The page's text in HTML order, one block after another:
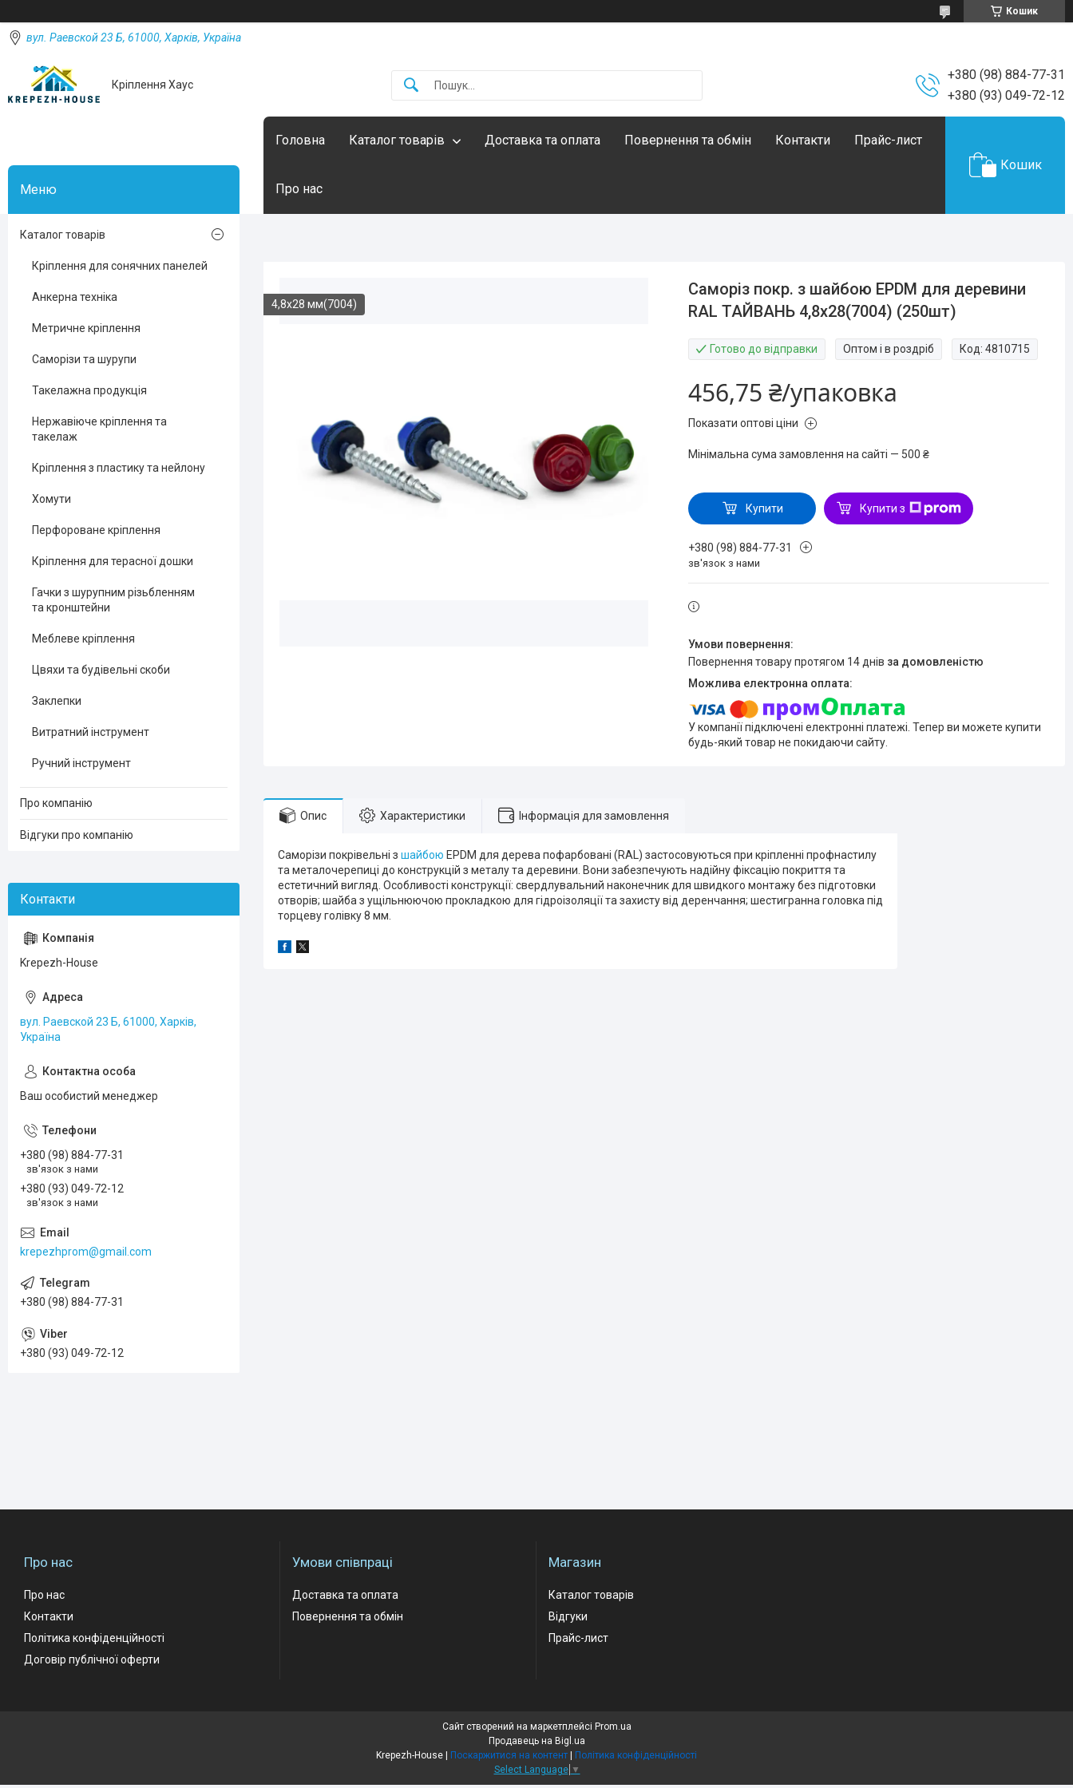
Кошик
вул. Раевской 23 Б, 61000, Харків, Україна
Кріплення Хаус
+380 (98) 884-77-31
+380 (93) 049-72-12
Головна Каталог товарів Доставка та оплата Повернення та обмін Контакти Прайс-лист
Про нас
Кошик
4,8х28 мм(7004)
Саморіз покр. з шайбою EPDM для деревини
RAL ТАЙВАНЬ 4,8х28(7004) (250шт)
Готово до відправки Оптом і в роздріб Код:4810715
456,75 ₴/упаковка
Показати оптові ціни
Мінімальна сума замовлення на сайті — 500 ₴
Купити Купити з
+380 (98) 884-77-31
зв'язок з нами
повернення товару протягом 14 днів за домовленістю
У компанії підключені електронні платежі. Тепер ви можете купити
будь-який товар не покидаючи сайту.
Опис Характеристики Інформація для замовлення
Саморізи покрівельні з шайбою EPDM для дерева пофарбовані (RAL) застосовуються при кріпленні профнастилу
та металочерепиці до конструкцій з металу та деревини. Вони забезпечують надійну фіксацію покриття та
естетичний вигляд. Особливості конструкції: свердлувальний наконечник для швидкого монтажу без підготовки
отворів; шайба з ущільнюючою прокладкою для гідроізоляції та захисту від деренчання; шестигранна головка під
торцеву голівку 8 мм.
Каталог товарів
Кріплення для сонячних панелей
Анкерна техніка
Метричне кріплення
Саморізи та шурупи
Такелажна продукція
Нержавіюче кріплення та
такелаж
Кріплення з пластику та нейлону
Хомути
Перфороване кріплення
Кріплення для терасної дошки
Гачки з шурупним різьбленням
та кронштейни
Меблеве кріплення
Цвяхи та будівельні скоби
Заклепки
Витратний інструмент
Ручний інструмент
Про компанію
Відгуки про компанію
Krepezh-House
вул. Раевской 23 Б, 61000, Харків,
Україна
Ваш особистий менеджер
+380 (98) 884-77-31
зв'язок з нами
+380 (93) 049-72-12
зв'язок з нами
krepezhprom@gmail.com
+380 (98) 884-77-31
+380 (93) 049-72-12
Про нас
Про нас
Контакти
Політика конфіденційності
Договір публічної оферти
Умови співпраці
Доставка та оплата
Повернення та обмін
Магазин
Каталог товарів
Відгуки
Прайс-лист
Сайт створений на маркетплейсі Prom.ua
Продавець на Bigl.ua
Krepezh-House | Поскаржитися на контент | Політика конфіденційності
Select Language ▼